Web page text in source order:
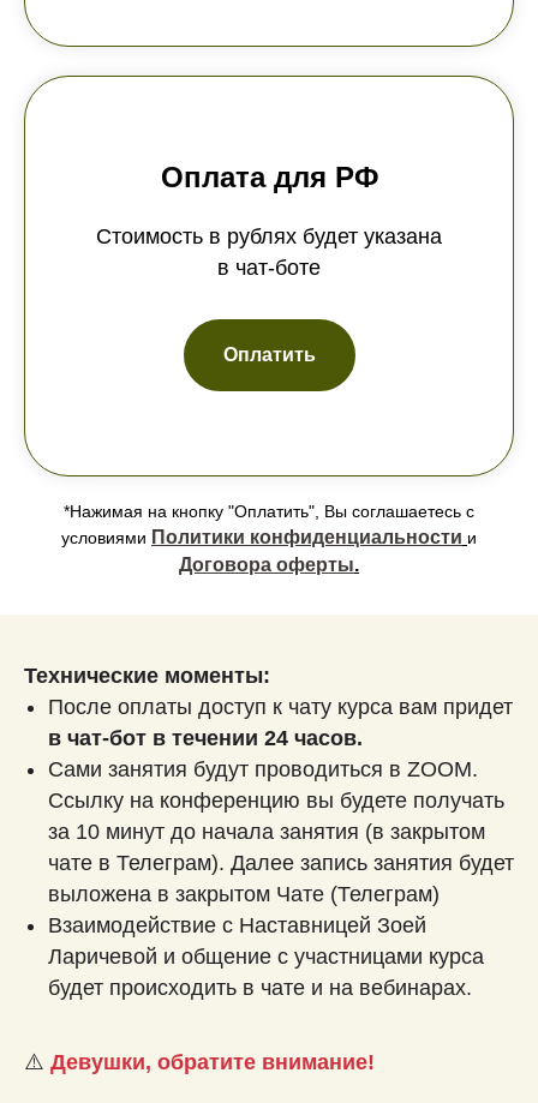
Оплата для РФ
Стоимость в рублях будет указана
в чат-боте
Оплатить
*Нажимая на кнопку "Оплатить", Вы соглашаетесь с
условиями Политики конфиденциальности и
Договора оферты.
Технические моменты:
После оплаты доступ к чату курса вам придет
в чат-бот в течении 24 часов.
Сами занятия будут проводиться в ZOOM.
Ссылку на конференцию вы будете получать
за 10 минут до начала занятия (в закрытом
чате в Телеграм). Далее запись занятия будет
выложена в закрытом Чате (Телеграм)
Взаимодействие с Наставницей Зоей
Ларичевой и общение с участницами курса
будет происходить в чате и на вебинарах.
⚠️ Девушки, обратите внимание!